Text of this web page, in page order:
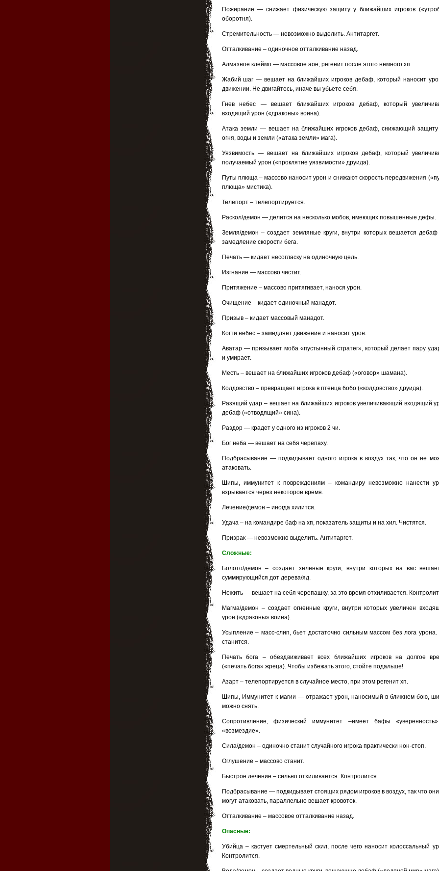
Пожирание — снижает физическую защиту у ближайших игроков
оборотня).
Стремительность — невозможно выделить. Антитаргет.
Отталкивание – одиночное отталкивание назад.
Алмазное клеймо — массовое аое, регенит после этого немного хп.
Жабий шаг — вешает на ближайших игроков дебаф, который наносит
движении. Не двигайтесь, иначе вы убьете себя.
Гнев небес — вешает ближайших игроков дебаф, который
входящий урон («драконы» воина).
Атака земли — вешает на ближайших игроков дебаф, снижающий
огня, воды и земли («атака земли» мага).
Уязвимость — вешает на ближайших игроков дебаф, который
получаемый урон («проклятие уязвимости» друида).
Путы плюща – массово наносит урон и снижают скорость передвижения
плюща» мистика).
Телепорт – телепортируется.
Раскол/демон — делится на несколько мобов, имеющих повышенные дефы.
Земля/демон – создает земляные круги, внутри которых вешается
замедление скорости бега.
Печать — кидает несогласку на одиночную цель.
Изгнание — массово чистит.
Притяжение – массово притягивает, нанося урон.
Очищение – кидает одиночный манадот.
Призыв – кидает массовый манадот.
Когти небес – замедляет движение и наносит урон.
Аватар — призывает моба «пустынный стратег», который делает пару
и умирает.
Месть – вешает на ближайших игроков дебаф («оговор» шамана).
Колдовство – превращает игрока в птенца бобо («колдовство» друида).
Разящий удар – вешает на ближайших игроков увеличивающий входящий
дебаф («отводящий» сина).
Раздор — крадет у одного из игроков 2 чи.
Бог неба — вешает на себя черепаху.
Подбрасывание — подкидывает одного игрока в воздух так, что он не
атаковать.
Шипы, иммунитет к повреждениям – командиру невозможно нанести
взрывается через некоторое время.
Лечение/демон – иногда хилится.
Удача – на командире баф на хп, показатель защиты и на хил. Чистятся.
Призрак — невозможно выделить. Антитаргет.
Сложные:
Болото/демон – создает зеленые круги, внутри которых на вас
суммирующийся дот дерева/яд.
Нежить — вешает на себя черепашку, за это время отхиливается.
Магма/демон – создает огненные круги, внутри которых увеличен
урон («драконы» воина).
Усыпление – масс-слип, бьет достаточно сильным массом без лога
станится.
Печать бога – обездвиживает всех ближайших игроков на долгое
(«печать бога» жреца). Чтобы избежать этого, стойте подальше!
Азарт – телепортируется в случайное место, при этом регенит хп.
Шипы, Иммунитет к магии — отражает урон, наносимый в ближнем бою,
можно снять.
Сопротивление, физический иммунитет –имеет бафы
«возмездие».
Сила/демон – одиночно станит случайного игрока практически нон-стоп.
Оглушение – массово станит.
Быстрое лечение – сильно отхиливается. Контролится.
Подбрасывание — подкидывает стоящих рядом игроков в воздух, так что
могут атаковать, параллельно вешает кровоток.
Отталкивание – массовое отталкивание назад.
Опасные:
Убийца – кастует смертельный скил, после чего наносит колоссальный
Контролится.